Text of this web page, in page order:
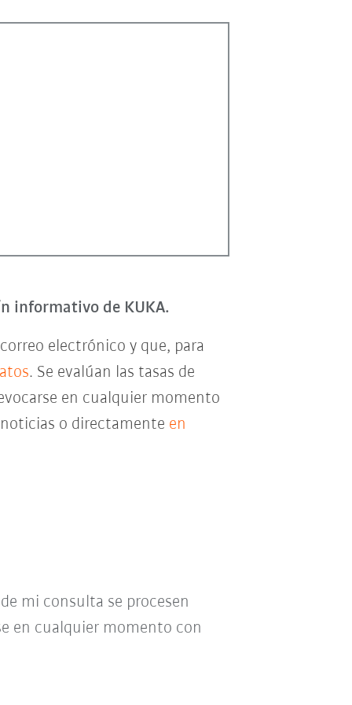
informativo de KUKA.
electrónico y que, para
. Se evalúan las tasas de
en cualquier momento
o directamente en
mi consulta se procesen
en cualquier momento con